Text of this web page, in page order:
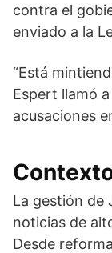
contra el
enviado a la
“Está
Espert llamó
acusaciones
La gestión de
noticias de
Desde